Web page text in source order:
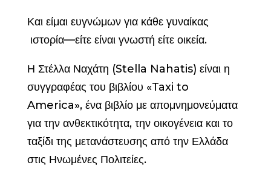
Και είμαι ευγνώμων για κάθε γυναίκας
ιστορία—είτε είναι γνωστή είτε οικεία.
Η Στέλλα Ναχάτη (Stella Nahatis) είναι η
συγγραφέας του βιβλίου «Taxi to
America», ένα βιβλίο με απομνημονεύματα
για την ανθεκτικότητα, την οικογένεια και το
ταξίδι της μετανάστευσης από την Ελλάδα
στις Ηνωμένες Πολιτείες.